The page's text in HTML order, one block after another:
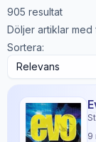
905 resultat
Döljer artiklar med
Sortera:
9